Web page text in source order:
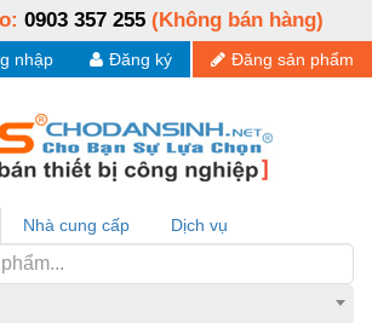
0903 357 255 (Không bán hàng)
Đăng sản phẩm
Đăng ký
nhập
Nhà cung cấp Dịch vụ